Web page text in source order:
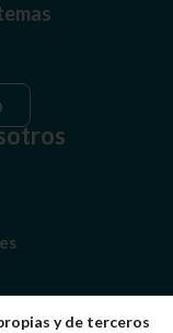
y de terceros